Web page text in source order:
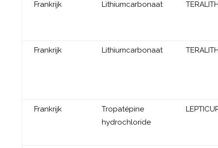
Frankrijk Lithiumcarbonaat
Frankrijk Lithiumcarbonaat
Frankrijk
Tropatépine
hydrochloride